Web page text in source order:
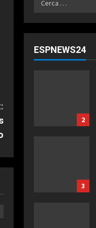
ESPNEWS24
2
3
4
2
3
4